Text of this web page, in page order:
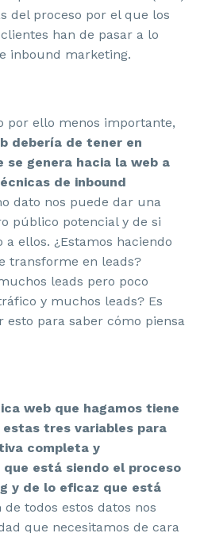
del proceso por el que los
han de pasar a lo
inbound marketing.
por ello menos importante,
debería de tener en
genera hacia la web a
de inbound
dato nos puede dar una
público potencial y de si
ellos. ¿Estamos haciendo
transforme en leads?
leads pero poco
y muchos leads? Es
para saber cómo piensa
web que hagamos tiene
tres variables para
completa y
está siendo el proceso
y de lo eficaz que está
todos estos datos nos
que necesitamos de cara